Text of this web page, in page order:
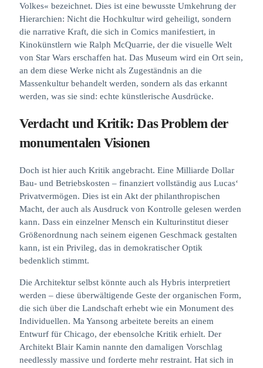
Volkes« bezeichnet. Dies ist eine bewusste Umkehrung der
Hierarchien: Nicht die Hochkultur wird geheiligt, sondern
die narrative Kraft, die sich in Comics manifestiert, in
Kinokünstlern wie Ralph McQuarrie, der die visuelle Welt
von Star Wars erschaffen hat. Das Museum wird ein Ort sein,
an dem diese Werke nicht als Zugeständnis an die
Massenkultur behandelt werden, sondern als das erkannt
werden, was sie sind: echte künstlerische Ausdrücke.
Verdacht und Kritik: Das Problem der
monumentalen Visionen
Doch ist hier auch Kritik angebracht. Eine Milliarde Dollar
Bau- und Betriebskosten – finanziert vollständig aus Lucas‘
Privatvermögen. Dies ist ein Akt der philanthropischen
Macht, der auch als Ausdruck von Kontrolle gelesen werden
kann. Dass ein einzelner Mensch ein Kulturinstitut dieser
Größenordnung nach seinem eigenen Geschmack gestalten
kann, ist ein Privileg, das in demokratischer Optik
bedenklich stimmt.
Die Architektur selbst könnte auch als Hybris interpretiert
werden – diese überwältigende Geste der organischen Form,
die sich über die Landschaft erhebt wie ein Monument des
Individuellen. Ma Yansong arbeitete bereits an einem
Entwurf für Chicago, der ebensolche Kritik erhielt. Der
Architekt Blair Kamin nannte den damaligen Vorschlag
needlessly massive und forderte mehr restraint. Hat sich in